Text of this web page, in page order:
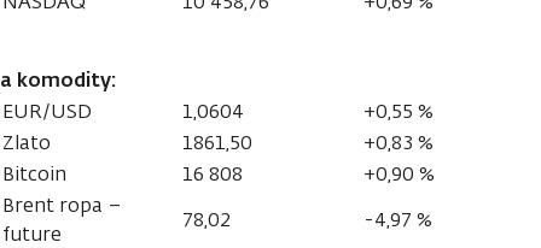
a komodity:
EUR/USD 1,0604
+0,55 %
Zlato
1861,50
+0,83 %
Bitcoin
16 808
+0,90 %
Brent ropa –
future
78,02
-4,97 %